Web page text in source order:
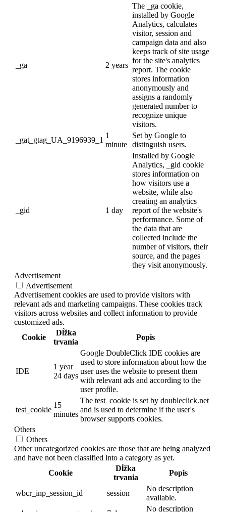
_ga 2 years
The _ga cookie,
installed by Google
Analytics, calculates
visitor, session and
campaign data and also
keeps track of site usage
for the site's analytics
report. The cookie
stores information
anonymously and
assigns a randomly
generated number to
recognize unique
visitors.
_gat_gtag_UA_9196939_1
1
minute
Set by Google to
distinguish users.
_gid 1 day
Installed by Google
Analytics, _gid cookie
stores information on
how visitors use a
website, while also
creating an analytics
report of the website's
performance. Some of
the data that are
collected include the
number of visitors, their
source, and the pages
they visit anonymously.
Advertisement
Advertisement
Advertisement cookies are used to provide visitors with
relevant ads and marketing campaigns. These cookies track
visitors across websites and collect information to provide
customized ads.
Cookie
Dĺžka
trvania
Popis
IDE
1 year
24 days
Google DoubleClick IDE cookies are
used to store information about how the
user uses the website to present them
with relevant ads and according to the
user profile.
test_cookie
15
minutes
The test_cookie is set by doubleclick.net
and is used to determine if the user's
browser supports cookies.
Others
Others
Other uncategorized cookies are those that are being analyzed
and have not been classified into a category as yet.
Cookie
Dĺžka
trvania
Popis
wbcr_inp_session_id session
No description
available.
No description